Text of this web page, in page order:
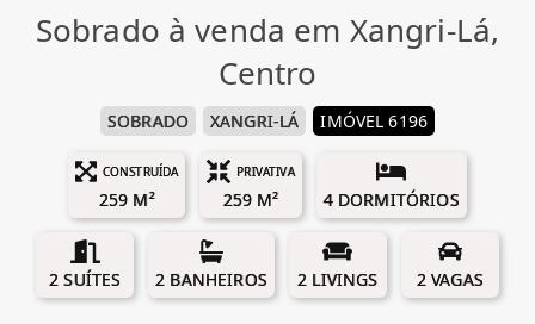
Sobrado à venda em Xangri-Lá,
Centro
SOBRADO XANGRI-LÁ IMÓVEL 6196
CONSTRUÍDA
259 M²
PRIVATIVA
259 M² 4 DORMITÓRIOS
2 SUÍTES 2 BANHEIROS 2 LIVINGS 2 VAGAS